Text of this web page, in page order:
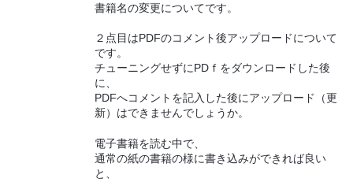
書籍名の変更についてです。
２点目はPDFのコメント後アップロードについて
です。
チューニングせずにPDｆをダウンロードした後
に、
PDFへコメントを記入した後にアップロード（更
新）はできませんでしょうか。
電子書籍を読む中で、
通常の紙の書籍の様に書き込みができれば良い
と、